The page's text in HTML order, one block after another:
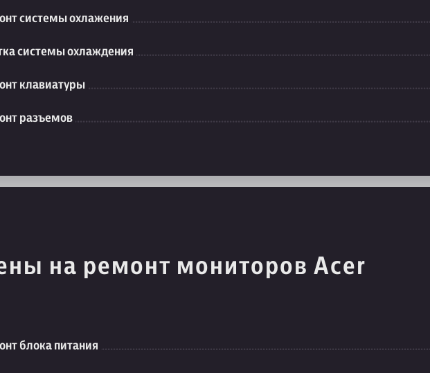
системы охлажения
системы охлаждения
клавиатуры
разъемов
на ремонт мониторов Acer
блока питания